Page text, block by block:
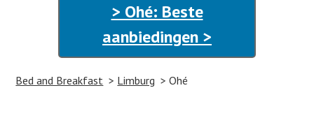
> Ohé: Beste
aanbiedingen >
Bed and Breakfast Limburg Ohé